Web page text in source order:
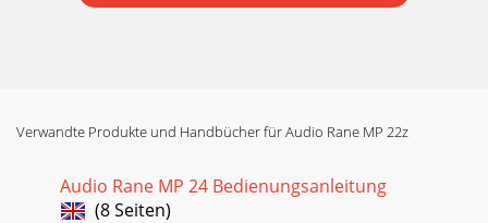
Verwandte Produkte und Handbücher für Audio Rane MP 22z
Audio Rane MP 24 Bedienungsanleitung
(8 Seiten)